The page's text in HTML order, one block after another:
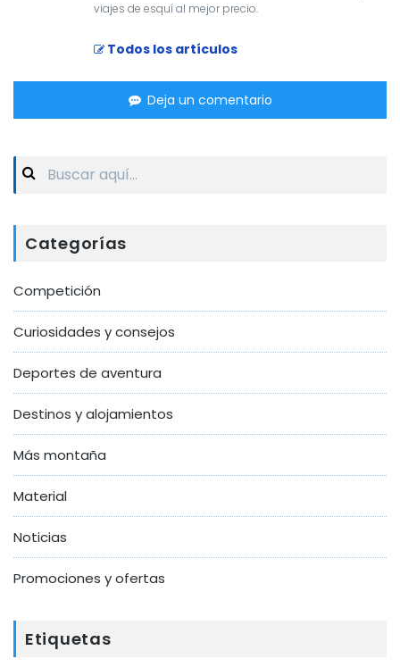
viajes de esquí al mejor precio.
Todos los artículos
Deja un comentario
Search
Categorías
Competición
Curiosidades y consejos
Deportes de aventura
Destinos y alojamientos
Más montaña
Material
Noticias
Promociones y ofertas
Etiquetas